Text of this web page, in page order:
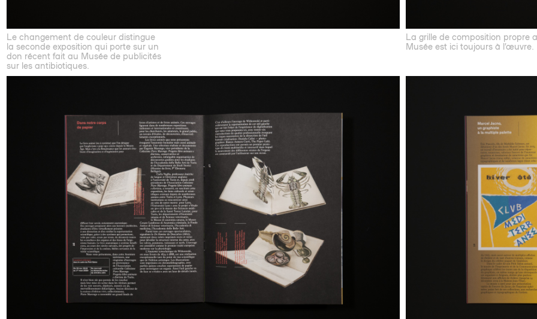
Le changement de couleur distingue
la seconde exposition qui porte sur un
don récent fait au Musée de publicités
sur les antibiotiques.
La grille de composition propre
Musée est ici toujours à l’œuvre.